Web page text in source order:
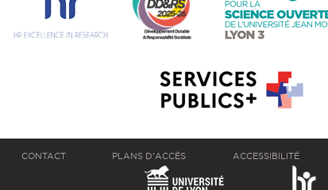
CONTACT PLANS D'ACCÈS ACCESSIBILITÉ